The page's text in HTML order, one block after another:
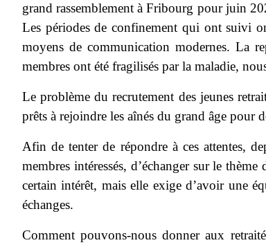
grand rassemblement à Fribourg pour juin
Les périodes de confinement qui ont suivi
moyens de communication modernes. La
membres ont été fragilisés par la maladie,
Le problème du recrutement des jeunes
prêts à rejoindre les aînés du grand âge pour
Afin de tenter de répondre à ces attentes,
membres intéressés, d’échanger sur le
certain intérêt, mais elle exige d’avoir une
échanges.
Comment pouvons-nous donner aux